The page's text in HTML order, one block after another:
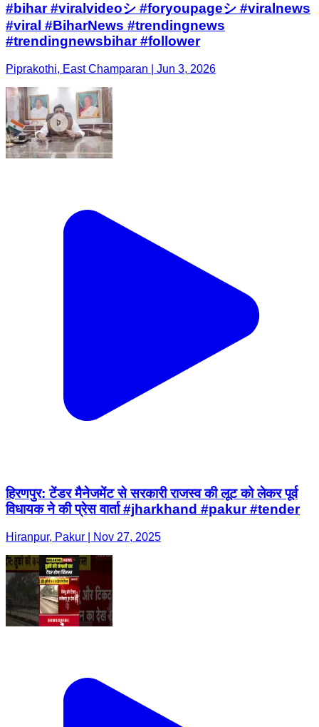
#bihar #viralvideoシ #foryoupageシ #viralnews
#viral #BiharNews #trendingnews
#trendingnewsbihar #follower
Piprakothi, East Champaran | Jun 3, 2026
हिरणपुर: टेंडर मैनेजमेंट से सरकारी राजस्व की लूट को लेकर पूर्व
विधायक ने की प्रेस वार्ता #jharkhand #pakur #tender
Hiranpur, Pakur | Nov 27, 2025